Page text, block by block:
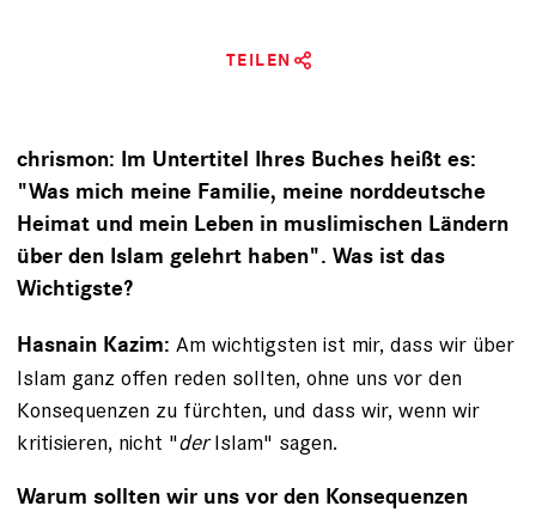
TEILEN
chrismon: Im Untertitel Ihres Buches heißt es:
"Was mich meine Familie, meine norddeutsche
Heimat und mein Leben in muslimischen Ländern
über den Islam gelehrt haben". Was ist das
Wichtigste?
Hasnain Kazim: Am wichtigsten ist mir, dass wir über
Islam ganz offen reden sollten, ohne uns vor den
Konsequenzen zu fürchten, und dass wir, wenn wir
kritisieren, nicht "derIslam" sagen.
Warum sollten wir uns vor den Konsequenzen